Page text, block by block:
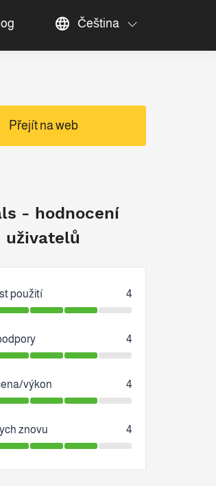
Čeština
Přejít na web
- hodnocení
uživatelů
použití 4
4
výkon 4
znovu 4